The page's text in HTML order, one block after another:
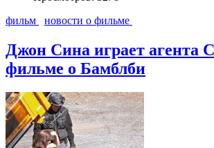
фильм
новости о фильме
Джон Сина играет агента
фильме о Бамблби